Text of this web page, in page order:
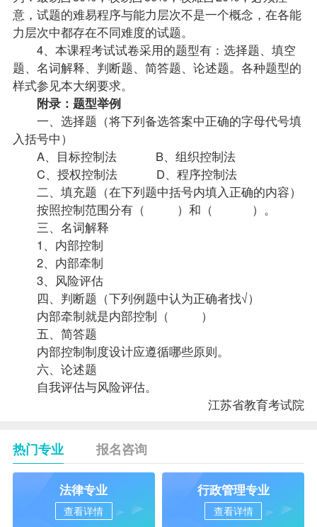
意，试题的难易程序与能力层次不是一个概念，在各能
力层次中都存在不同难度的试题。
4、本课程考试试卷采用的题型有：选择题、填空
题、名词解释、判断题、简答题、论述题。各种题型的
样式参见本大纲要求。
附录：题型举例
一、选择题（将下列备选答案中正确的字母代号填
入括号中）
A、目标控制法 B、组织控制法
C、授权控制法 D、程序控制法
二、填充题（在下列题中括号内填入正确的内容）
按照控制范围分有（ ）和（ ）。
三、名词解释
1、内部控制
2、内部牵制
3、风险评估
四、判断题（下列例题中认为正确者找√）
内部牵制就是内部控制（ ）
五、简答题
内部控制制度设计应遵循哪些原则。
六、论述题
自我评估与风险评估。
江苏省教育考试院
热门专业 报名咨询
法律专业
查看详情
行政管理专业
查看详情